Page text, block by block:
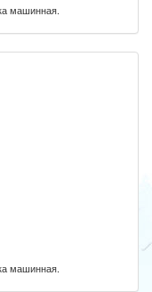
машинная.
машинная.